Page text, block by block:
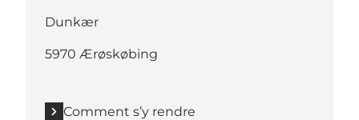
Dunkær
5970 Ærøskøbing
Comment s’y rendre